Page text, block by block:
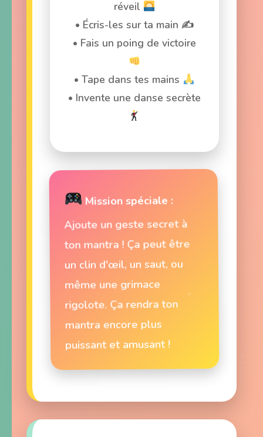
réveil
• Écris-les sur ta main ✍️
• Fais un poing de victoire
• Tape dans tes mains
• Invente une danse secrète
Mission spéciale :
Ajoute un geste secret à
ton mantra ! Ça peut être
un clin d'œil, un saut, ou
même une grimace
rigolote. Ça rendra ton
mantra encore plus
puissant et amusant !